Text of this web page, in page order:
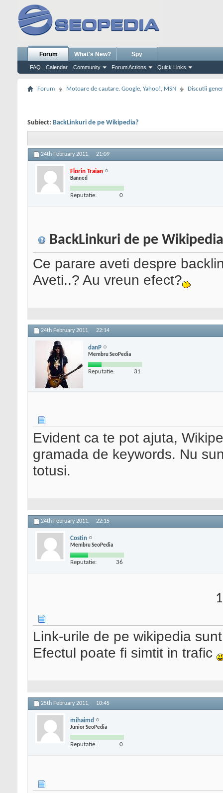
Forum
FAQ Calendar Community Forum Actions Quick Links
What's New? Spy
Forum Motoare de cautare. Google, Yahoo!, MSN Discutii
Subiect: BackLinkuri de pe Wikipedia?
24th February 2011, 21:09
Florin Traian
Banned
Reputatie: 0
BackLinkuri de pe
Ce parare aveti despre
Aveti..? Au vreun efect?
24th February 2011, 22:14
danP
Membru SeoPedia
Reputatie: 31
Evident ca te pot ajuta,
gramada de keywords. Nu
totusi.
24th February 2011, 22:15
Costin
Membru SeoPedia
Reputatie: 36
Link-urile de pe wikipedia
Efectul poate fi simtit in trafic
25th February 2011, 10:45
mihaimd
Junior SeoPedia
Reputatie: 0